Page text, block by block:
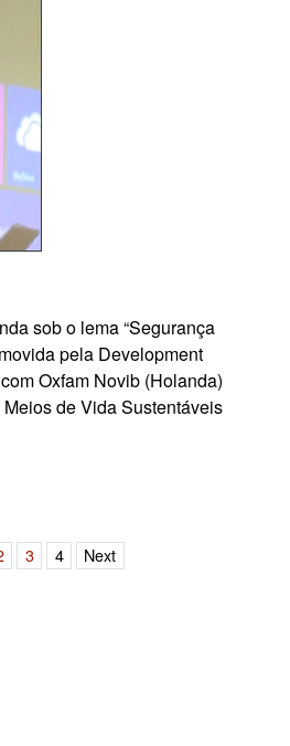
sob o lema “Segurança
pela Development
Oxfam Novib (Holanda)
de Vida Sustentáveis
3 4 Next